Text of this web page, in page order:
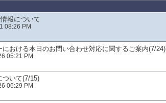
報について
08:26 PM
おける本日のお問い合わせ対応に関するご案内(7/24)
05:21 PM
ついて(7/15)
06:29 PM